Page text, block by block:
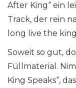
After King“ ein
Track, der rein
long live the
Soweit so gut,
Füllmaterial.
King Speaks“,